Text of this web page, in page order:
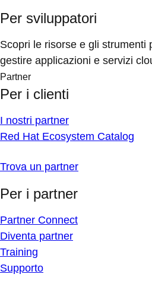
Per sviluppatori
Scopri le risorse e gli strumenti
gestire applicazioni e servizi
Partner
Per i clienti
I nostri partner
Red Hat Ecosystem Catalog
Trova un partner
Per i partner
Partner Connect
Diventa partner
Training
Supporto